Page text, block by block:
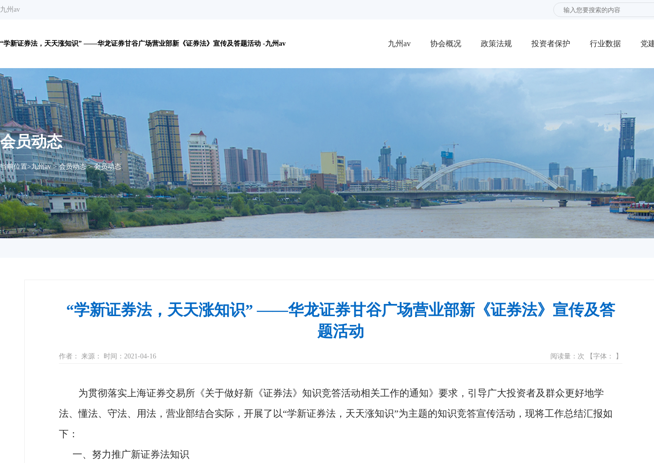
九州av
“学新证券法，天天涨知识” ——华龙证券甘谷广场营业部新《证券法》宣传及答题活动 -九州av 九州av 协会概况 政策法规 投资者保护 行业数据 党
会员动态
当前位置>九州av>会员动态>会员动态
“学新证券法，天天涨知识” ——华龙证券甘谷广场营业部新《证券法》宣传及答
题活动
作者： 来源： 时间：2021-04-16 阅读量：次 【字体： 】
为贯彻落实上海证券交易所《关于做好新《证券法》知识竞答活动相关工作的通知》要求，引导广大投资者及群众更好地学
法、懂法、守法、用法，营业部结合实际，开展了以“学新证券法，天天涨知识”为主题的知识竞答宣传活动，现将工作总结汇报如
下：
一、 努力推广新证券法知识